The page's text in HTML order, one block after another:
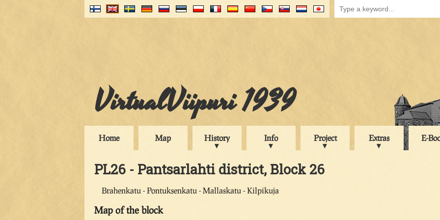
VirtualViipuri 1939
Home Map History Info Project Extras E-
PL26 - Pantsarlahti district, Block 26
Brahenkatu - Pontuksenkatu - Mallaskatu - Kilpikuja
Map of the block